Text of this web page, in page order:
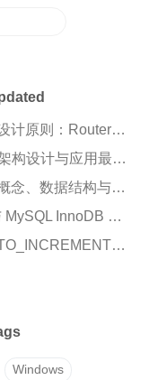
Agent 架构设计原则：Router、Runtime 与 Business Script 的职责划分
RocketMQ 架构设计与应用最佳实践：高可用消息队列核心解析
Redis 核心概念、数据结构与高可用架构详解
B+树原理与 MySQL InnoDB 索引机制解析
MySQL AUTO_INCREMENT 插入 0 变成自增值的原因与解决方案
Windows